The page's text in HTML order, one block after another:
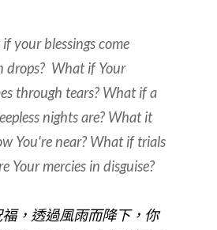
your blessings come
drops?  What if Your
through tears? What if a
nights are? What it
You're near? What if trials
Your mercies in disguise?
，透過風雨而降下，你